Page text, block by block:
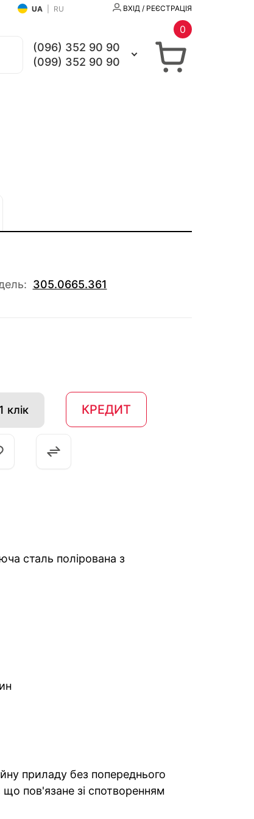
UA RU ВХІД / РЕЄСТРАЦІЯ
(096) 352 90 90
(099) 352 90 90
0
305.0665.361
клік КРЕДИТ
сталь полірована з
приладу без попереднього
що пов'язане зі спотворенням